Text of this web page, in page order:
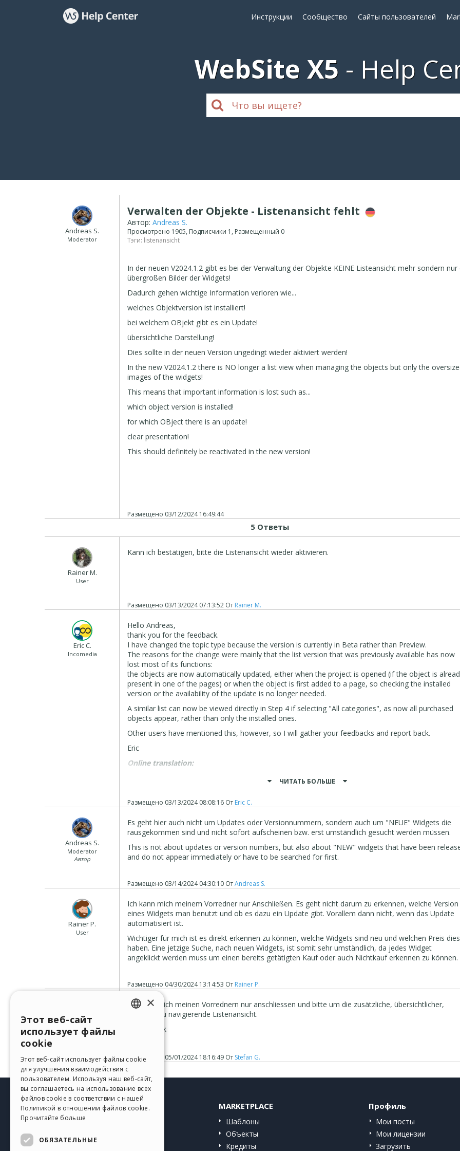
Инструкции Сообщество Сайты пользователей
WebSite X5 Help
Andreas S.
Moderator
Verwalten der Objekte - Listenansicht fehlt
Автор:Andreas S.
Просмотрено 1905, Подписчики 1, Размещенный 0
Тэги: listenansicht
In der neuen V2024.1.2 gibt es bei der Verwaltung der Objekte KEINE Listeansicht mehr sondern nur
übergroßen Bilder der Widgets!
Dadurch gehen wichtige Information verloren wie...
welches Objektversion ist installiert!
bei welchem OBjekt gibt es ein Update!
übersichtliche Darstellung!
Dies sollte in der neuen Version ungedingt wieder aktiviert werden!
In the new V2024.1.2 there is NO longer a list view when managing the objects but only the
images of the widgets!
This means that important information is lost such as...
which object version is installed!
for which OBject there is an update!
clear presentation!
This should definitely be reactivated in the new version!
Размещено 03/12/2024 16:49:44
5 Ответы
Rainer M.
User
Kann ich bestätigen, bitte die Listenansicht wieder aktivieren.
Размещено 03/13/2024 07:13:52 От Rainer M.
Eric C.
Incomedia
Hello Andreas,
thank you for the feedback.
I have changed the topic type because the version is currently in Beta rather than Preview.
The reasons for the change were mainly that the list version that was previously available has now
lost most of its functions:
the objects are now automatically updated, either when the project is opened (if the object is
present in one of the pages) or when the object is first added to a page, so checking the installed
version or the availability of the update is no longer needed.
A similar list can now be viewed directly in Step 4 if selecting "All categories", as now all purchased
objects appear, rather than only the installed ones.
Other users have mentioned this, however, so I will gather your feedbacks and report back.
Eric
Online translation:
Ich habe den Thema-Typ geändert, da die Version derzeit Beta ist und nicht mehr in der Vorschau.
nun die meisten ihrer Funktionen verloren hat:
Die Objekte werden jetzt automatisch aktualisiert, entweder wenn das Projekt geöffnet wird (wenn
hinzugefügt wird. Daher ist es nicht mehr notwendig, die installierte Version oder die Verfügbarkeit
Updates zu überprüfen.
wird, da jetzt alle gekauften Objekte angezeigt werden, und nicht nur die installierten.
Andere Benutzer haben dies ebenfalls erwähnt, daher werde ich Ihr Feedback sammeln und
zurückmelden.
Eric
ЧИТАТЬ БОЛЬШЕ
Размещено 03/13/2024 08:08:16 От Eric C.
Andreas S.
Moderator
Автор
Es geht hier auch nicht um Updates oder Versionnummern, sondern auch um "NEUE" Widgets die
rausgekommen sind und nicht sofort aufscheinen bzw. erst umständlich gesucht werden müssen.
This is not about updates or version numbers, but also about "NEW" widgets that have been
and do not appear immediately or have to be searched for first.
Размещено 03/14/2024 04:30:10 ОтAndreas S.
Rainer P.
User
Ich kann mich meinem Vorredner nur Anschließen. Es geht nicht darum zu erkennen, welche Version
eines Widgets man benutzt und ob es dazu ein Update gibt. Vorallem dann nicht, wenn das Update
automatisiert ist.
Wichtiger für mich ist es direkt erkennen zu können, welche Widgets sind neu und welchen Preis
haben. Eine jetzige Suche, nach neuen Widgets, ist somit sehr umständlich, da jedes Widget
angeklickt werden muss um einen bereits getätigten Kauf oder auch Nichtkauf erkennen zu können.
Размещено 04/30/2024 13:14:53 От Rainer P.
Stefan G.
User
Ich kann mich meinen Vorrednern nur anschliessen und bitte um die zusätzliche, übersichtlicher,
schneller zu navigierende Listenansicht.
Vielen Dank
Размещено 05/01/2024 18:16:49 От Stefan G.
HELP CENTER
Инструкции
MARKETPLACE
Шаблоны
Объекты
Кредиты
Профиль
Мои посты
Мои лицензии
Загрузить
GERMAN
SPANISH
PORTUGUESE
POLISH
×
Этот веб-сайт
использует файлы
cookie
Этот веб-сайт использует файлы cookie
для улучшения взаимодействия с
пользователем. Используя наш веб-сайт,
вы соглашаетесь на использование всех
файлов cookie в соответствии с нашей
Политикой в ​​отношении файлов cookie.
Прочитайте больше
ОБЯЗАТЕЛЬНЫЕ